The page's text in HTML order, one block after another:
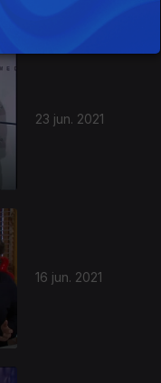
23 jun. 2021
16 jun. 2021